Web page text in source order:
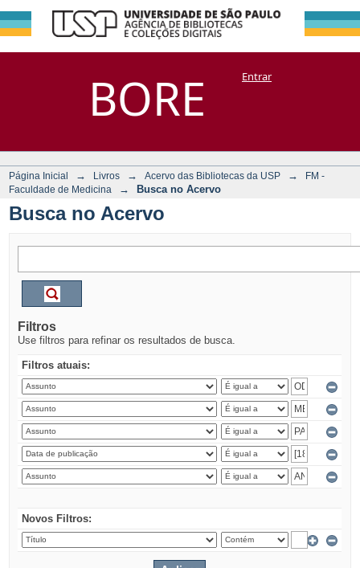
BORE
Busca no Acervo
DSpace/Manakin + CoriscoEntrar
Página Inicial → Livros → Acervo das Bibliotecas da USP →
FM -
Faculdade de Medicina
→ Busca no Acervo
Busca no Acervo
Filtros
Use filtros para refinar os resultados de busca.
Filtros atuais:
Novos Filtros: